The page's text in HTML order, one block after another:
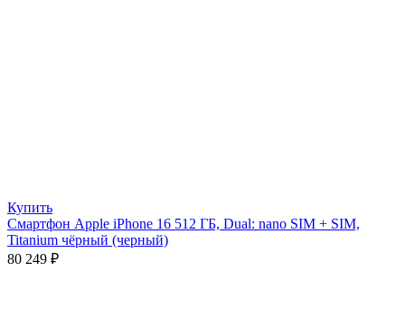
Купить
Смартфон Apple iPhone 16 512 ГБ, Dual: nano SIM + SIM,
Titanium чёрный (черный)
80 249 ₽